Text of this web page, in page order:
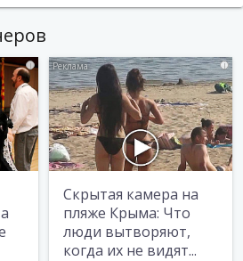
i i
Скрытая камера на
пляже Крыма: Что
люди вытворяют,
когда их не видят...